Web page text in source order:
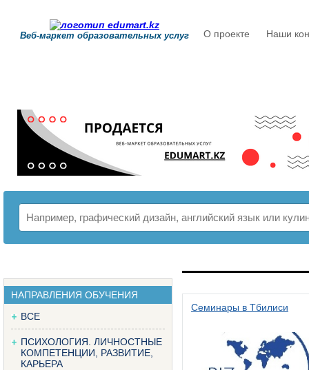
Веб-маркет образовательных услуг О проекте Наши
НАПРАВЛЕНИЯ ОБУЧЕНИЯ
ВСЕ
ПСИХОЛОГИЯ. ЛИЧНОСТНЫЕ
КОМПЕТЕНЦИИ, РАЗВИТИЕ,
КАРЬЕРА
Семинары в Тбилиси